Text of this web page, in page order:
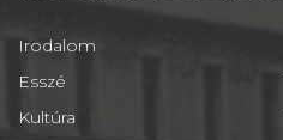
Irodalom
Esszé
Kultúra